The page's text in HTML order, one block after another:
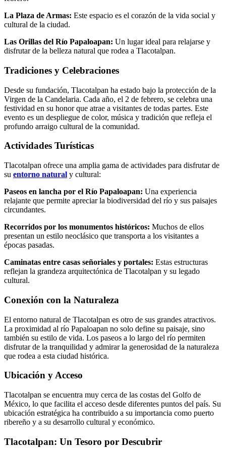
La Plaza de Armas: Este espacio es el corazón de la vida social y
cultural de la ciudad.
Las Orillas del Río Papaloapan: Un lugar ideal para relajarse y
disfrutar de la belleza natural que rodea a Tlacotalpan.
Tradiciones y Celebraciones
Desde su fundación, Tlacotalpan ha estado bajo la protección de la
Virgen de la Candelaria. Cada año, el 2 de febrero, se celebra una
festividad en su honor que atrae a visitantes de todas partes. Este
evento es un despliegue de color, música y tradición que refleja el
profundo arraigo cultural de la comunidad.
Actividades Turísticas
Tlacotalpan ofrece una amplia gama de actividades para disfrutar de
su entorno natural y cultural:
Paseos en lancha por el Río Papaloapan: Una experiencia
relajante que permite apreciar la biodiversidad del río y sus paisajes
circundantes.
Recorridos por los monumentos históricos: Muchos de ellos
presentan un estilo neoclásico que transporta a los visitantes a
épocas pasadas.
Caminatas entre casas señoriales y portales: Estas estructuras
reflejan la grandeza arquitectónica de Tlacotalpan y su legado
cultural.
Conexión con la Naturaleza
El entorno natural de Tlacotalpan es otro de sus grandes atractivos.
La proximidad al río Papaloapan no solo define su paisaje, sino
también su estilo de vida. Los paseos a lo largo del río permiten
disfrutar de la tranquilidad y admirar la generosidad de la naturaleza
que rodea a esta ciudad histórica.
Ubicación y Acceso
Tlacotalpan se encuentra muy cerca de las costas del Golfo de
México, lo que facilita el acceso desde diferentes puntos del país. Su
ubicación estratégica ha contribuido a su importancia como puerto
ribereño y a su desarrollo cultural y económico.
Tlacotalpan: Un Tesoro por Descubrir